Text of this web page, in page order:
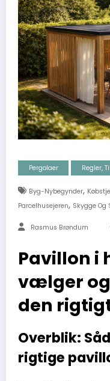
Pergolaer Regler,
Byg-Nybegynder,
Parcelhusejeren, Skygge Og
Rasmus Brøndum
Pavillon i
vælger
den
Overblik:
rigtige